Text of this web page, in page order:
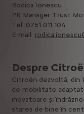
Rodica Ionescu
PR Manager Trust
Tel: 0751 011 104
E-mail:
Despre
Citroën dezvoltă, din
de mobilitate
inovatoare și
starea de bine în